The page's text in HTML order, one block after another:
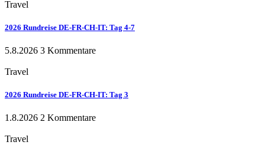
Travel
2026 Rundreise DE-FR-CH-IT: Tag 4-7
5.8.2026 3 Kommentare
Travel
2026 Rundreise DE-FR-CH-IT: Tag 3
1.8.2026 2 Kommentare
Travel